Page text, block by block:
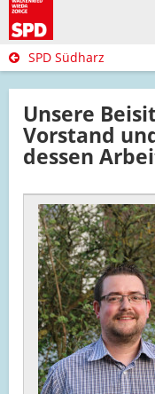
SPD Südharz
Unsere
Vorstand
dessen